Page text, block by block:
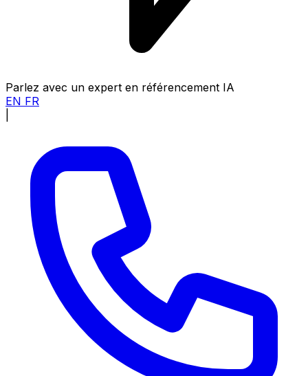
Parlez avec un expert en référencement IA
EN FR